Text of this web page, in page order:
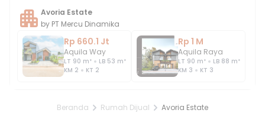
Avoria Estate
by PT Mercu Dinamika
Rp 660.1 Jt
Aquila Way
LT 90 m² LB 53 m²
KM 2 KT 2
Rp 1 M
Aquila Raya
LT 90 m² LB 88 m²
KM 3 KT 3
Beranda Rumah Dijual Avoria Estate